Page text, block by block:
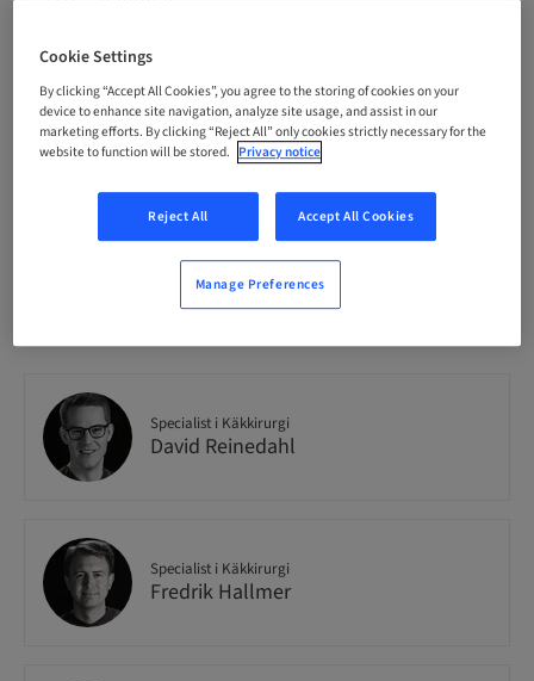
SMARTImplantology
0/12 available
Speaker(s)
Specialist i Käkkirurgi
David Reinedahl
Specialist i Käkkirurgi
Fredrik Hallmer
Cookie Settings
By clicking “Accept All Cookies”, you agree to the storing of cookies on your
device to enhance site navigation, analyze site usage, and assist in our
marketing efforts. By clicking “Reject All” only cookies strictly necessary for the
website to function will be stored. Privacy notice
Reject All Accept All Cookies
Manage Preferences